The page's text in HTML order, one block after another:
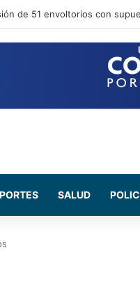
de posesión del nuevo
SALUD